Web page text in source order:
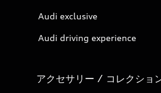
Audi exclusive
Audi driving experience
アクセサリー / コレクショ